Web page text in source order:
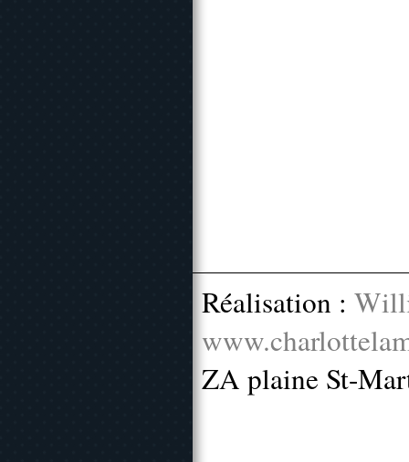
Réalisation :
ZA plaine St-